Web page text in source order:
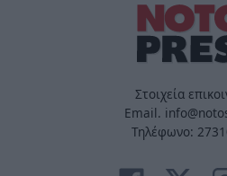
Στοιχεία
Email.
Τηλέφωνο: